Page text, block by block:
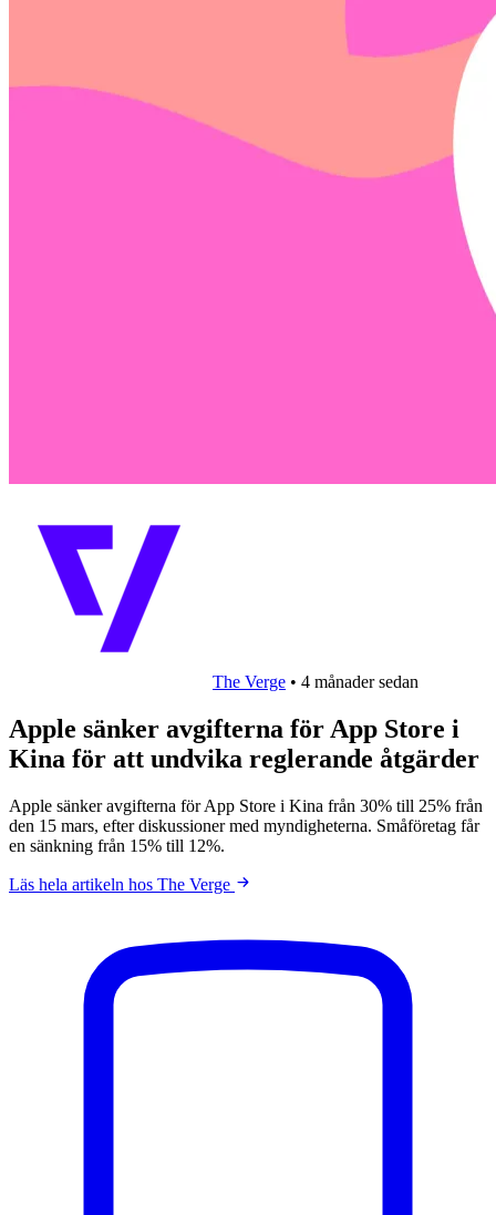
The Verge • 4 månader sedan
Apple sänker avgifterna för App Store i
Kina för att undvika reglerande åtgärder
Apple sänker avgifterna för App Store i Kina från 30% till 25% från
den 15 mars, efter diskussioner med myndigheterna. Småföretag får
en sänkning från 15% till 12%.
Läs hela artikeln hos The Verge